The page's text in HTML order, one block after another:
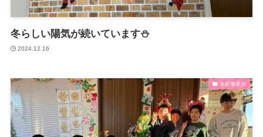
冬らしい陽気が続いています⛄
2024.12.16
本部事業所